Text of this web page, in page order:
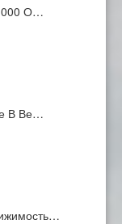
000 О…
В Ве…